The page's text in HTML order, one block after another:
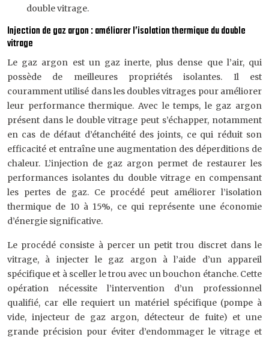
double vitrage.
Injection de gaz argon : améliorer l’isolation thermique du double
vitrage
Le gaz argon est un gaz inerte, plus dense que l’air, qui
possède de meilleures propriétés isolantes. Il est
couramment utilisé dans les doubles vitrages pour améliorer
leur performance thermique. Avec le temps, le gaz argon
présent dans le double vitrage peut s’échapper, notamment
en cas de défaut d’étanchéité des joints, ce qui réduit son
efficacité et entraîne une augmentation des déperditions de
chaleur. L’injection de gaz argon permet de restaurer les
performances isolantes du double vitrage en compensant
les pertes de gaz. Ce procédé peut améliorer l’isolation
thermique de 10 à 15%, ce qui représente une économie
d’énergie significative.
Le procédé consiste à percer un petit trou discret dans le
vitrage, à injecter le gaz argon à l’aide d’un appareil
spécifique et à sceller le trou avec un bouchon étanche. Cette
opération nécessite l’intervention d’un professionnel
qualifié, car elle requiert un matériel spécifique (pompe à
vide, injecteur de gaz argon, détecteur de fuite) et une
grande précision pour éviter d’endommager le vitrage et